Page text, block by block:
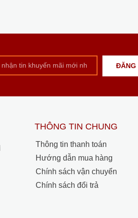
THÔNG TIN CHUNG
Thông tin thanh toán
Hướng dẫn mua hàng
Chính sách vận chuyển
Chính sách đổi trả